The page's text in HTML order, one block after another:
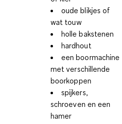
oude blikjes of
wat touw
holle bakstenen
hardhout
een boormachine
met verschillende
boorkoppen
spijkers,
schroeven en een
hamer